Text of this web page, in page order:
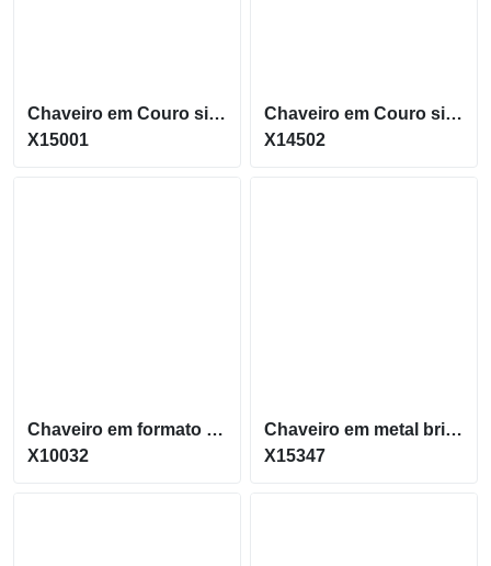
Chaveiro em Couro sintético com Metal Brilhante X15001
X15001
Chaveiro em Couro sintético com Metal e duas argolas X14502
X14502
Chaveiro em formato retangular com alça de couro sintético X10032
X10032
Chaveiro em metal brilhante com alça de couro sintético X15347
X15347